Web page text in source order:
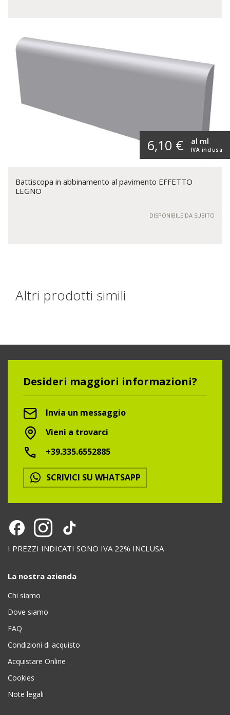
6,10 € IVA inclusa
al ml
Battiscopa in abbinamento al pavimento EFFETTO
LEGNO
DISPONIBILE DA SUBITO
Altri prodotti simili
Desideri maggiori informazioni?
Invia un messaggio
Vieni a trovarci
+39.335.6552885
SCRIVICI SU WHATSAPP
I PREZZI INDICATI SONO IVA 22% INCLUSA
La nostra azienda
Chi siamo
Dove siamo
FAQ
Condizioni di acquisto
Acquistare Online
Cookies
Note legali